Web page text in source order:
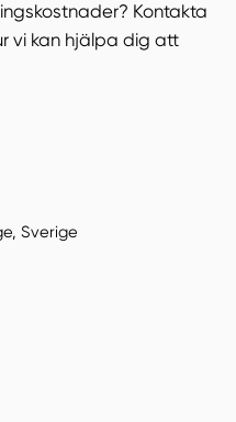
Kontakta
vi kan hjälpa dig att
Sverige